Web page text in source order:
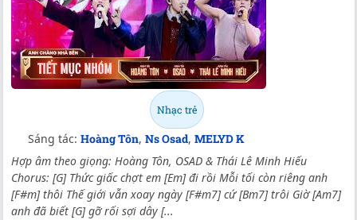
Nhạc trẻ
Sáng tác: Hoàng Tôn, Ns Osad, MELYD K
Hợp âm theo giọng: Hoàng Tôn, OSAD & Thái Lê Minh Hiếu
Chorus: [G] Thức giấc chợt em [Em] đi rồi Mỗi tối còn riêng anh
[F#m] thôi Thế giới vẫn xoay ngày [F#m7] cứ [Bm7] trôi Giờ [Am7]
anh đã biết [G] gỡ rối sợi dây [...